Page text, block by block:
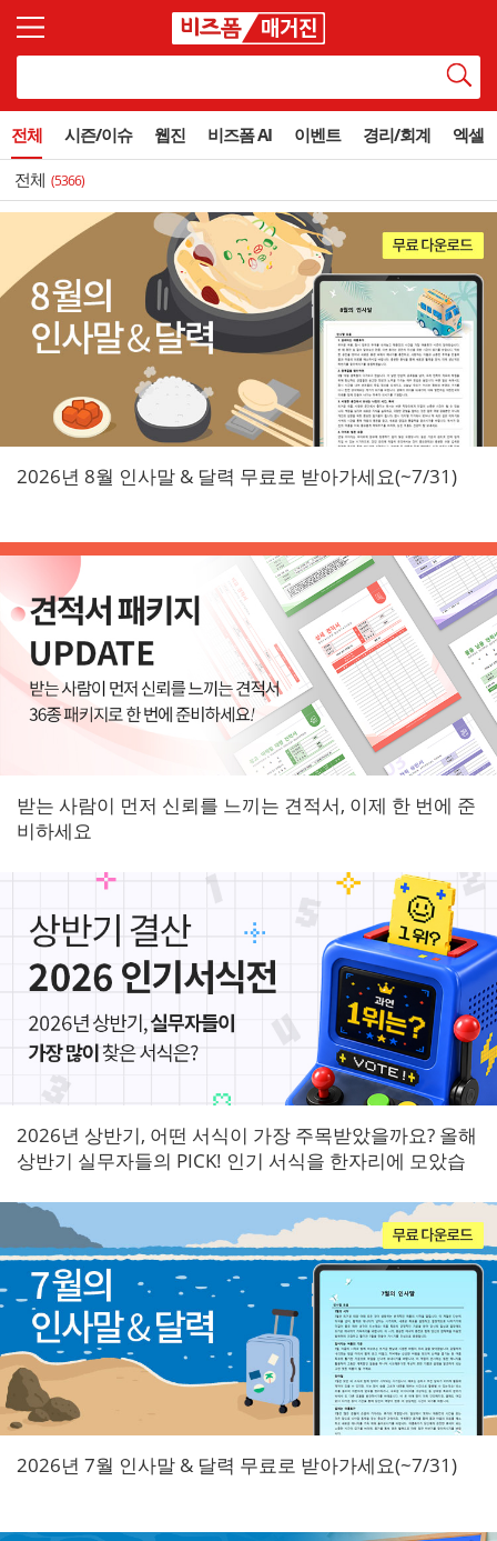
전체 시즌/이슈 웹진 비즈폼 AI 이벤트 경리/회계 엑셀
전체 (5366)
2026년 8월 인사말 & 달력 무료로 받아가세요(~7/31)
받는 사람이 먼저 신뢰를 느끼는 견적서, 이제 한 번에 준
비하세요
2026년 상반기, 어떤 서식이 가장 주목받았을까요? 올해
상반기 실무자들의 PICK! 인기 서식을 한자리에 모았습
2026년 7월 인사말 & 달력 무료로 받아가세요(~7/31)